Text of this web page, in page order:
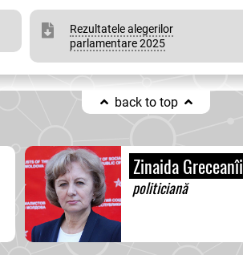
Rezultatele alegerilor
parlamentare 2025
back to top
Zinaida Greceanîi
politiciană